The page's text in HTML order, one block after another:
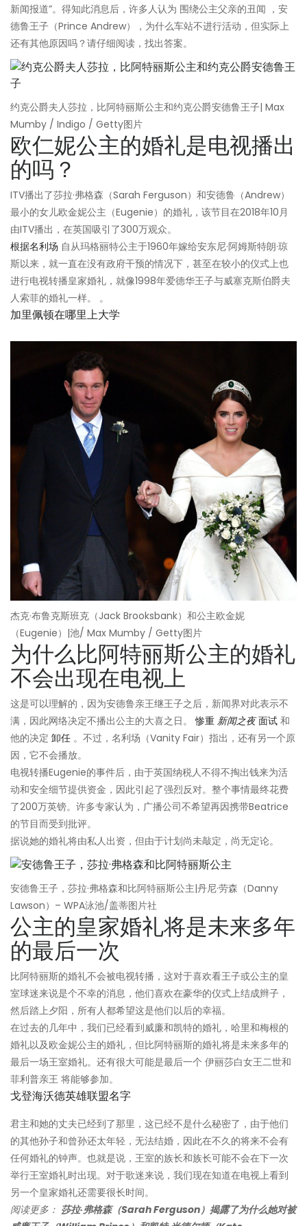
新闻报道”。得知此消息后，许多人认为 围绕公主父亲的丑闻 ，安
德鲁王子（Prince Andrew），为什么车站不进行活动，但实际上
还有其他原因吗？请仔细阅读，找出答案。
约克公爵夫人莎拉，比阿特丽斯公主和约克公爵安德鲁王子| Max
Mumby / Indigo / Getty图片
欧仁妮公主的婚礼是电视播出
的吗？
ITV播出了莎拉·弗格森（Sarah Ferguson）和安德鲁（Andrew）
最小的女儿欧金妮公主（Eugenie）的婚礼，该节目在2018年10月
由ITV播出，在英国吸引了300万观众。
根据名利场 自从玛格丽特公主于1960年嫁给安东尼·阿姆斯特朗·琼
斯以来，就一直在没有政府干预的情况下，甚至在较小的仪式上也
进行电视转播皇家婚礼，就像1998年爱德华王子与威塞克斯伯爵夫
人索菲的婚礼一样。 。
加里佩顿在哪里上大学
杰克·布鲁克斯班克（Jack Brooksbank）和公主欧金妮
（Eugenie）|池/ Max Mumby / Getty图片
为什么比阿特丽斯公主的婚礼
不会出现在电视上
这是可以理解的，因为安德鲁亲王继王子之后，新闻界对此表示不
满，因此网络决定不播出公主的大喜之日。惨重 新闻之夜 面试 和
他的决定 卸任 。不过，名利场（Vanity Fair）指出，还有另一个原
因，它不会播放。
电视转播Eugenie的事件后，由于英国纳税人不得不掏出钱来为活
动和安全细节提供资金，因此引起了强烈反对。整个事情最终花费
了200万英镑。许多专家认为，广播公司不希望再因携带Beatrice
的节目而受到批评。
据说她的婚礼将由私人出资，但由于计划尚未敲定，尚无定论。
安德鲁王子，莎拉·弗格森和比阿特丽斯公主|丹尼·劳森（Danny
Lawson）– WPA泳池/盖蒂图片社
公主的皇家婚礼将是未来多年
的最后一次
比阿特丽斯的婚礼不会被电视转播，这对于喜欢看王子或公主的皇
室球迷来说是个不幸的消息，他们喜欢在豪华的仪式上结成辫子，
然后踏上夕阳，所有人都希望这是他们以后的幸福。
在过去的几年中，我们已经看到威廉和凯特的婚礼，哈里和梅根的
婚礼以及欧金妮公主的婚礼，但比阿特丽斯的婚礼将是未来多年的
最后一场王室婚礼。还有很大可能是最后一个 伊丽莎白女王二世和
菲利普亲王 将能够参加。
戈登海沃德英雄联盟名字
君主和她的丈夫已经到了那里，这已经不是什么秘密了，由于他们
的其他孙子和曾孙还太年轻，无法结婚，因此在不久的将来不会有
任何婚礼的钟声。也就是说，王室的族长和族长可能不会在下一次
举行王室婚礼时出现。对于歌迷来说，我们现在知道在电视上看到
另一个皇家婚礼还需要很长时间。
阅读更多： 莎拉·弗格森（Sarah Ferguson）揭露了为什么她对被